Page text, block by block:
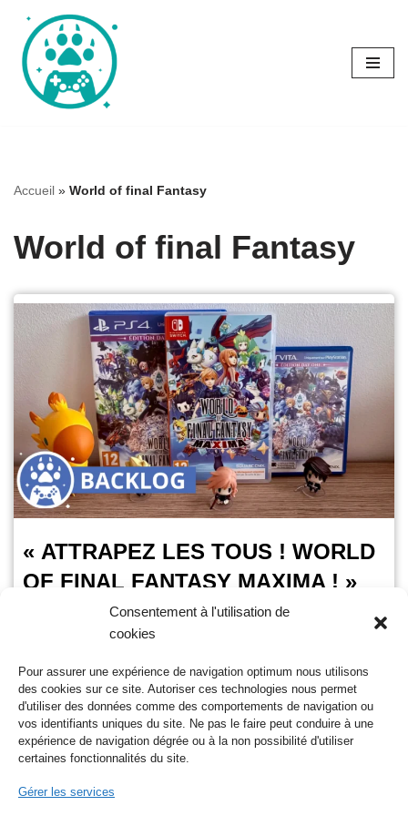
Consentement à l'utilisation de
cookies
Pour assurer une expérience de navigation optimum nous utilisons
des cookies sur ce site. Autoriser ces technologies nous permet
d'utiliser des données comme des comportements de navigation ou
vos identifiants uniques du site. Ne pas le faire peut conduire à une
expérience de navigation dégrée ou à la non possibilité d'utiliser
certaines fonctionnalités du site.
Gérer les services
Aller
au
contenu
Accueil » World of final Fantasy
World of final Fantasy
« ATTRAPEZ LES TOUS ! WORLD
OF FINAL FANTASY MAXIMA ! »
Pampa Poulpe 14 janvier 2025
World of Final Fantasy Maxima un jeu vidéo de la saga Final
Fantasy, développé par Square Enix sorti en octobre 2016
sur PlayStation 4 et…Lire la suite »